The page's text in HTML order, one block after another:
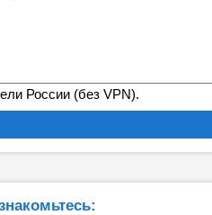
России (без VPN).